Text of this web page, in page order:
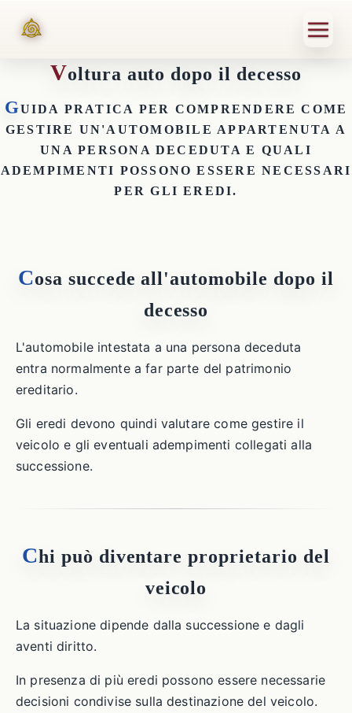
Voltura auto dopo il decesso
GUIDA PRATICA PER COMPRENDERE COME
GESTIRE UN'AUTOMOBILE APPARTENUTA A
UNA PERSONA DECEDUTA E QUALI
ADEMPIMENTI POSSONO ESSERE NECESSARI
PER GLI EREDI.
Cosa succede all'automobile dopo il
decesso
L'automobile intestata a una persona deceduta
entra normalmente a far parte del patrimonio
ereditario.
Gli eredi devono quindi valutare come gestire il
veicolo e gli eventuali adempimenti collegati alla
successione.
Chi può diventare proprietario del
veicolo
La situazione dipende dalla successione e dagli
aventi diritto.
In presenza di più eredi possono essere necessarie
decisioni condivise sulla destinazione del veicolo.